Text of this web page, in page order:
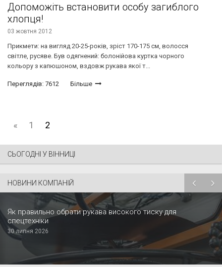
Допоможіть встановити особу загиблого
хлопця!
03 жовтня 2012
Прикмети: на вигляд 20-25-років, зріст 170-175 см, волосся
світле, русяве. Був одягнений: болонійова куртка чорного
кольору з капюшоном, вздовж рукава якої т...
Переглядів: 7612 Більше
« 1 2
СЬОГОДНІ У ВІННИЦІ
НОВИНИ КОМПАНІЙ
Як правильно обрати рукава високого тиску для
спецтехніки
30 липня 2026